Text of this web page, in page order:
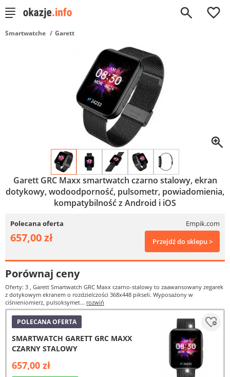
0
Smartwatche Garett
Garett GRC Maxx smartwatch czarno stalowy, ekran
dotykowy, wodoodporność, pulsometr, powiadomienia,
kompatybilność z Android i iOS
Polecana oferta Empik.com
657,00 zł Przejdź do sklepu >
Porównaj ceny
Oferty: 3 , Garett Smartwatch GRC Maxx czarno-stalowy to zaawansowany zegarek
z dotykowym ekranem o rozdzielczości 368x448 pikseli. Wyposażony w
ciśnieniomierz, pulsoksymet... rozwiń
POLECANA OFERTA
SMARTWATCH GARETT GRC MAXX
CZARNY STALOWY
657,00 zł